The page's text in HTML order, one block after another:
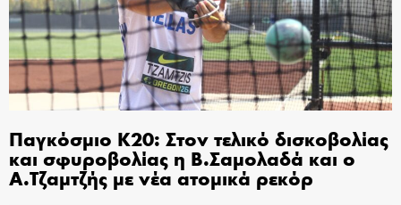
Παγκόσμιο Κ20: Στον τελικό δισκοβολίας
και σφυροβολίας η Β.Σαμολαδά και ο
Α.Τζαμτζής με νέα ατομικά ρεκόρ